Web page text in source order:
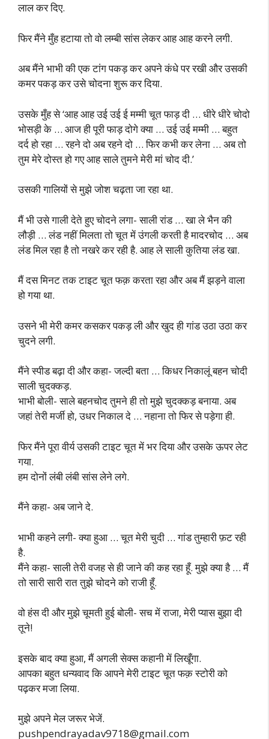
लाल कर दिए.
फिर मैंने मुँह हटाया तो वो लम्बी सांस लेकर आह आह करने लगी.
अब मैंने भाभी की एक टांग पकड़ कर अपने कंधे पर रखी और उसकी
कमर पकड़ कर उसे चोदना शुरू कर दिया.
उसके मुँह से ‘आह आह उई उई ई मम्मी चूत फाड़ दी … धीरे धीरे चोदो
भोसड़ी के … आज ही पूरी फाड़ दोगे क्या … उई उई मम्मी … बहुत
दर्द हो रहा … रहने दो अब रहने दो … फिर कभी कर लेना … अब तो
तुम मेरे दोस्त हो गए आह साले तुमने मेरी मां चोद दी.’
उसकी गालियों से मुझे जोश चढ़ता जा रहा था.
मैं भी उसे गाली देते हुए चोदने लगा- साली रांड … खा ले भैन की
लौड़ी … लंड नहीं मिलता तो चूत में उंगली करती है मादरचोद … अब
लंड मिल रहा है तो नखरे कर रही है. आह ले साली कुतिया लंड खा.
मैं दस मिनट तक टाइट चूत फक़ करता रहा और अब मैं झड़ने वाला
हो गया था.
उसने भी मेरी कमर कसकर पकड़ ली और खुद ही गांड उठा उठा कर
चुदने लगी.
मैंने स्पीड बढ़ा दी और कहा- जल्दी बता … किधर निकालूं बहन चोदी
साली चुदक्कड़.
भाभी बोली- साले बहनचोद तुमने ही तो मुझे चुदक्कड़ बनाया. अब
जहां तेरी मर्जी हो, उधर निकाल दे … नहाना तो फिर से पड़ेगा ही.
फिर मैंने पूरा वीर्य उसकी टाइट चूत में भर दिया और उसके ऊपर लेट
गया.
हम दोनों लंबी लंबी सांस लेने लगे.
मैंने कहा- अब जाने दे.
भाभी कहने लगी- क्या हुआ … चूत मेरी चुदी … गांड तुम्हारी फ़ट रही
है.
मैंने कहा- साली तेरी वजह से ही जाने की कह रहा हूँ. मुझे क्या है … मैं
तो सारी सारी रात तुझे चोदने को राजी हूँ.
वो हंस दी और मुझे चूमती हुई बोली- सच में राजा, मेरी प्यास बुझा दी
तूने!
इसके बाद क्या हुआ, मैं अगली सेक्स कहानी में लिखूँगा.
आपका बहुत धन्यवाद कि आपने मेरी टाइट चूत फक़ स्टोरी को
पढ़कर मजा लिया.
मुझे अपने मेल जरूर भेजें.
pushpendrayadav9718@gmail.com